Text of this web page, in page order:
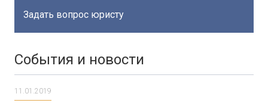
Задать вопрос юристу
События и новости
11.01.2019